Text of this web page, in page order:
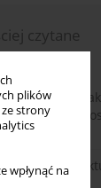
plików
ze strony
wpłynąć na
czytane
pustelniach
karmelitów
1)